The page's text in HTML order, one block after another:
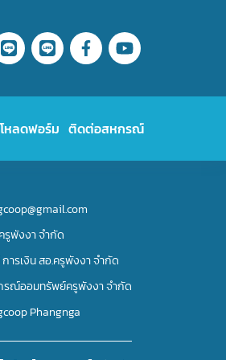
หลดฟอร์ม ติดต่อสหกรณ์
รูพังงา จำกัด
การเงิน สอ.ครูพังงา จำกัด
รณ์ออมทรัพย์ครูพังงา จำกัด
Phangnga